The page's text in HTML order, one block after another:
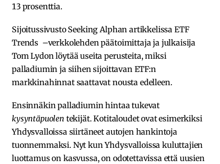
13 prosenttia.
Sijoitussivusto Seeking Alphan artikkelissa ETF
Trends –verkkolehden päätoimittaja ja julkaisija
Tom Lydon löytää useita perusteita, miksi
palladiumin ja siihen sijoittavan ETF:n
markkinahinnat saattavat nousta edelleen.
Ensinnäkin palladiumin hintaa tukevat
kysyntäpuolen tekijät. Kotitaloudet ovat esimerkiksi
Yhdysvalloissa siirtäneet autojen hankintoja
tuonnemmaksi. Nyt kun Yhdysvalloissa kuluttajien
luottamus on kasvussa, on odotettavissa että uusien